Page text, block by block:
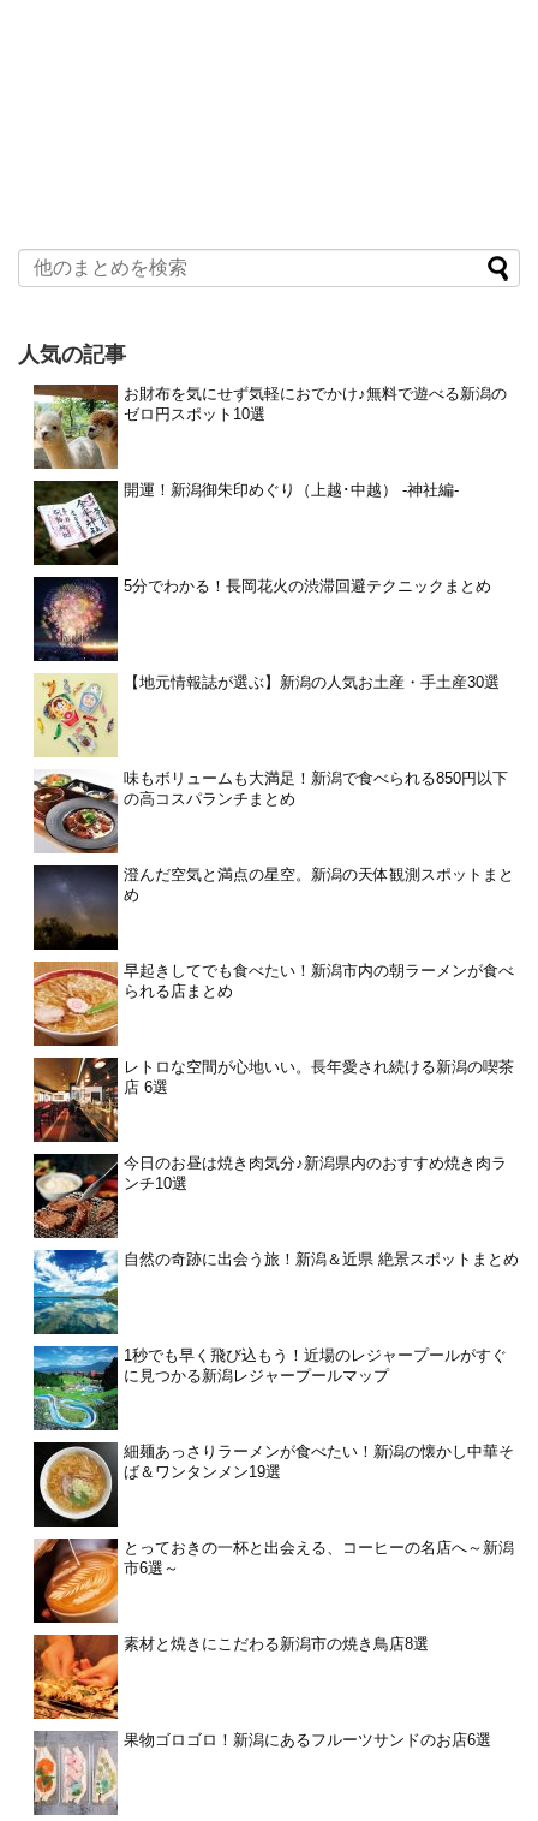
人気の記事
お財布を気にせず気軽におでかけ♪無料で遊べる新潟の
ゼロ円スポット10選
開運！新潟御朱印めぐり（上越･中越） -神社編-
5分でわかる！長岡花火の渋滞回避テクニックまとめ
【地元情報誌が選ぶ】新潟の人気お土産・手土産30選
味もボリュームも大満足！新潟で食べられる850円以下
の高コスパランチまとめ
澄んだ空気と満点の星空。新潟の天体観測スポットまと
め
早起きしてでも食べたい！新潟市内の朝ラーメンが食べ
られる店まとめ
レトロな空間が心地いい。長年愛され続ける新潟の喫茶
店 6選
今日のお昼は焼き肉気分♪新潟県内のおすすめ焼き肉ラ
ンチ10選
自然の奇跡に出会う旅！新潟＆近県 絶景スポットまとめ
1秒でも早く飛び込もう！近場のレジャープールがすぐ
に見つかる新潟レジャープールマップ
細麺あっさりラーメンが食べたい！新潟の懐かし中華そ
ば＆ワンタンメン19選
とっておきの一杯と出会える、コーヒーの名店へ～新潟
市6選～
素材と焼きにこだわる新潟市の焼き鳥店8選
果物ゴロゴロ！新潟にあるフルーツサンドのお店6選